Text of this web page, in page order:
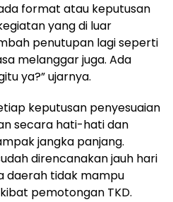
format atau keputusan
yang di luar
penutupan lagi seperti
melanggar juga. Ada
ya?” ujarnya.
keputusan penyesuaian
secara hati-hati dan
jangka panjang.
direncanakan jauh hari
daerah tidak mampu
pemotongan TKD.